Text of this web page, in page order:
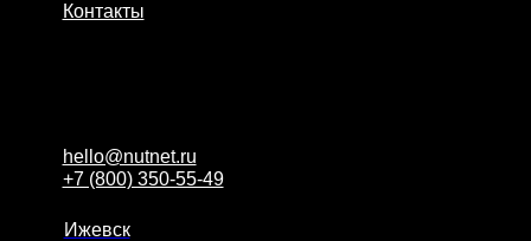
Контакты
Ижевск
hello@nutnet.ru
+7 (800) 350-55-49